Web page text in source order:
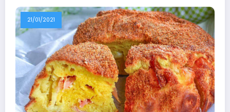
21/01/2021